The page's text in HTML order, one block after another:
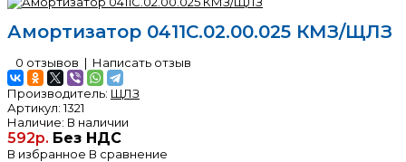
Амортизатор 0411С.02.00.025 КМЗ/ЩЛЗ
0 отзывов | Написать отзыв
Производитель: ЩЛЗ
Артикул:1321
Наличие: В наличии
592р. Без НДС
В избранное В сравнение